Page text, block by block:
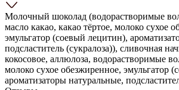
Молочный шоколад (водорастворимые
масло какао, какао тёртое, молоко сухое
эмульгатор (соевый лецитин),
подсластитель (сукралоза)), сливочная
кокосовое, аллюлоза, водорастворимые
молоко сухое обезжиренное, эмульгатор
ароматизаторы натуральные,